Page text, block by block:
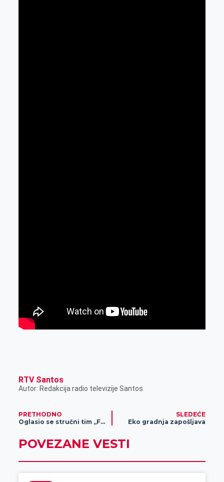
RTV Santos
Autor: Redakcija radio televizije Santos
PRETHODNO
Oglasio se stručni tim „Fabrike vode“ zbog izveštaja JKP „Vodovod i kanalizacija“
SLEDEĆE
Eko gradnja zapošljava
POVEZANE VESTI